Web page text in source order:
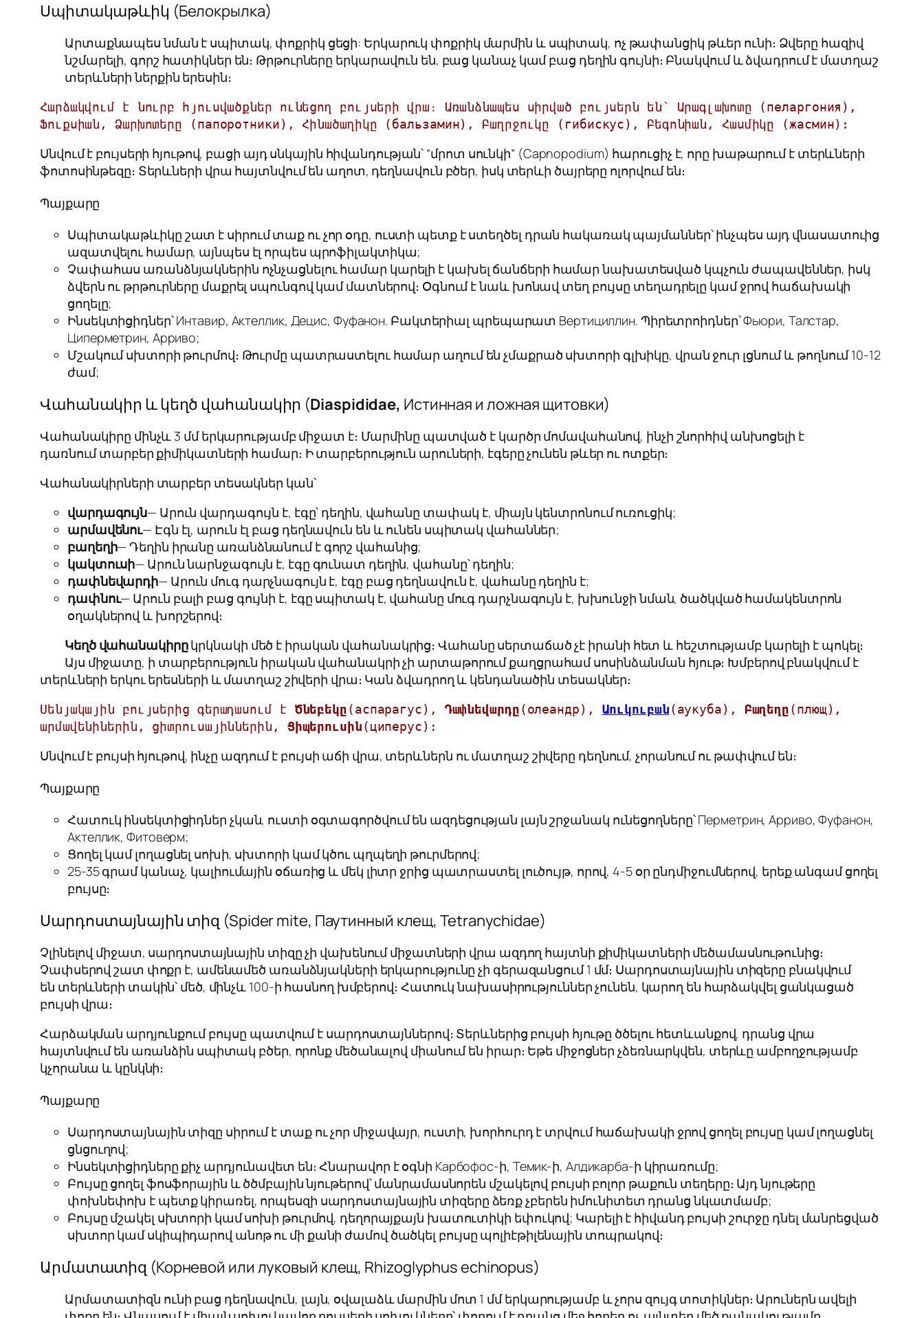
Սպիտակաթևիկ (Белокрылка)
Արտաքնապես նման է սպիտակ, փոքրիկ ցեցի: Երկարուկ փոքրիկ մարմին և սպիտակ, ոչ թափանցիկ թևեր ունի։ Ձվերը հազիվ
նշմարելի, գորշ հատիկներ են։ Թրթուրները երկարավուն են, բաց կանաչ կամ բաց դեղին գույնի։ Բնակվում և ձվադրում է մատղաշ
տերևների ներքին երեսին։
Հարձակվում է նուրբ հյուսվածքներ ունեցող բույսերի վրա։ Առանձնապես սիրված բույսերն են՝ Արագլախոտը (пеларгония),
Ֆուքսիան, Ձարխոտերը (папоротники), Հինածաղիկը (бальзамин), Բաղրջուկը (гибискус), Բեգոնիան, Հասմիկը (жасмин):
Սնվում է բույսերի հյութով, բացի այդ սնկային հիվանդության՝ “մրոտ սունկի” (Capnopodium) հարուցիչ է, որը խաթարում է տերևների
ֆոտոսինթեզը։ Տերևների վրա հայտնվում են աղոտ, դեղնավուն բծեր, իսկ տերևի ծայրերը ոլորվում են։
Պայքարը
Սպիտակաթևիկը շատ է սիրում տաք ու չոր օդը, ուստի պետք է ստեղծել դրան հակառակ պայմաններ՝ ինչպես այդ վնասատուից
ազատվելու համար, այնպես էլ որպես պրոֆիլակտիկա;
Չափահաս առանձնյակներին ոչնչացնելու համար կարելի է կախել ճանճերի համար նախատեսված կպչուն ժապավեններ, իսկ
ձվերն ու թրթուրները մաքրել սպունգով կամ մատներով։ Օգնում է նաև խոնավ տեղ բույսը տեղադրելը կամ ջրով հաճախակի
ցողելը;
Ինսեկտիցիդներ՝ Интавир, Актеллик, Децис, Фуфанон. Բակտերիալ պրեպարատ Вертициллин. Պիրետրոիդներ՝ Фьюри, Талстар,
Циперметрин, Арриво;
Մշակում սխտորի թուրմով։ Թուրմը պատրաստելու համար աղում են չմաքրած սխտորի գլխիկը, վրան ջուր լցնում և թողնում 10-12
ժամ;
Վահանակիր և կեղծ վահանակիր (Diaspididae, Истинная и ложная щитовки)
Վահանակիրը մինչև 3 մմ երկարությամբ միջատ է։ Մարմինը պատված է կարծր մոմավահանով, ինչի շնորհիվ անխոցելի է
դառնում տարբեր քիմիկատների համար։ Ի տարբերություն արուների, էգերը չունեն թևեր ու ոտքեր։
Վահանակիրների տարբեր տեսակներ կան՝
վարդագույն— Արուն վարդագույն է, էգը՝ դեղին, վահանը տափակ է, միայն կենտրոնում ուռուցիկ;
արմավենու— Էգն էլ, արուն էլ բաց դեղնավուն են և ունեն սպիտակ վահաններ;
բաղեղի— Դեղին իրանը առանձնանում է գորշ վահանից;
կակտուսի— Արուն նարնջագույն է, էգը գունատ դեղին, վահանը՝ դեղին;
դափնեվարդի— Արուն մուգ դարչնագույն է, էգը բաց դեղնավուն է, վահանը դեղին է;
դափնու— Արուն բալի բաց գույնի է, էգը սպիտակ է, վահանը մուգ դարչնագույն է, խխունջի նման, ծածկված համակենտրոն
օղակներով և խորշերով։
Կեղծ վահանակիրըկրկնակի մեծ է իրական վահանակրից։ Վահանը սերտաճած չէ իրանի հետ և հեշտությամբ կարելի է պոկել։
Այս միջատը, ի տարբերություն իրական վահանակրի չի արտաթորում քաղցրահամ սոսինձանման հյութ։ Խմբերով բնակվում է
տերևների երկու երեսների և մատղաշ շիվերի վրա։ Կան ձվադրող և կենդանածին տեսակներ։
Սենյակային բույսերից գերադասում է Ծնեբեկը(аспарагус), Դափնեվարդը(олеандр), Աուկուբան(аукуба), Բաղեղը(плющ),
արմավենիներին, ցիտրուսայիններին, Ցիպերուսին(циперус):
Սնվում է բույսի հյութով, ինչը ազդում է բույսի աճի վրա, տերևներն ու մատղաշ շիվերը դեղնում, չորանում ու թափվում են։
Պայքարը
Հատուկ ինսեկտիցիդներ չկան, ուստի օգտագործվում են ազդեցության լայն շրջանակ ունեցողները՝ Перметрин, Арриво, Фуфанон,
Актеллик, Фитоверм;
Ցողել կամ լողացնել սոխի, սխտորի կամ կծու պղպեղի թուրմերով;
25-35 գրամ կանաչ, կալիումային օճառից և մեկ լիտր ջրից պատրաստել լուծույթ, որով, 4-5 օր ընդմիջումներով, երեք անգամ ցողել
բույսը։
Սարդոստայնային տիզ (Spider mite, Паутинный клещ,Tetranychidae)
Չլինելով միջատ, սարդոստայնային տիզը չի վախենում միջատների վրա ազդող հայտնի քիմիկատների մեծամասնութունից։
Չափսերով շատ փոքր է, ամենամեծ առանձնյակների երկարությունը չի գերազանցում 1 մմ։ Սարդոստայնային տիզերը բնակվում
են տերևների տակին՝ մեծ, մինչև 100-ի հասնող խմբերով։ Հատուկ նախասիրություններ չունեն, կարող են հարձակվել ցանկացած
բույսի վրա։
Հարձակման արդյունքում բույսը պատվում է սարդոստայններով։ Տերևներից բույսի հյութը ծծելու հետևանքով, դրանց վրա
հայտնվում են առանձին սպիտակ բծեր, որոնք մեծանալով միանում են իրար։ Եթե միջոցներ չձեռնարկվեն, տերևը ամբողջությամբ
կչորանա և կընկնի։
Պայքարը
Սարդոստայնային տիզը սիրում է տաք ու չոր միջավայր, ուստի, խորհուրդ է տրվում հաճախակի ջրով ցողել բույսը կամ լողացնել
ցնցուղով;
Ինսեկտիցիդները քիչ արդյունավետ են։ Հնարավոր է օգնի Карбофос-ի, Темик-ի, Алдикарба-ի կիրառումը;
Բույսը ցողել ֆոսֆորային և ծծմբային նյութերով՝ մանրամասնորեն մշակելով բույսի բոլոր թաքուն տեղերը։ Այդ նյութերը
փոխնեփոխ է պետք կիրառել, որպեսզի սարդոստայնային տիզերը ձեռք չբերեն իմունիտետ դրանց նկատմամբ;
Բույսը մշակել սխտորի կամ սոխի թուրմով, դեղորայքայն խատուտիկի եփուկով; Կարելի է հիվանդ բույսի շուրջը դնել մանրեցված
սխտոր կամ սկիպիդարով անոթ ու մի քանի ժամով ծածկել բույսը պոլիէթիլենային տոպրակով։
Արմատատիզ (Корневой или луковый клещ, Rhizoglyphus echinopus)
Արմատատիզն ունի բաց դեղնավուն, լայն, օվալաձև մարմին մոտ 1 մմ երկարությամբ և չորս զույգ տոտիկներ։ Արուներն ավելի